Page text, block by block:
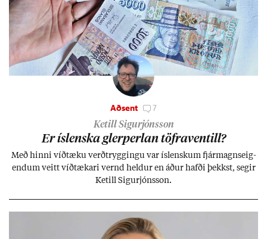
Aðsent 7
Ketill Sigurjónsson
Er ís­lenska glerperl­an töfra­ventill?
Með hinni víð­tæku verð­trygg­ingu var ís­lensk­um fjár­magns­eig­
end­um veitt víð­tæk­ari vernd held­ur en áð­ur hafði þekkst, seg­ir
Ketill Sig­ur­jóns­son.